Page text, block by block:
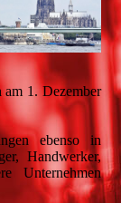
1. Dezember
ebenso in
Handwerker,
Unternehmen